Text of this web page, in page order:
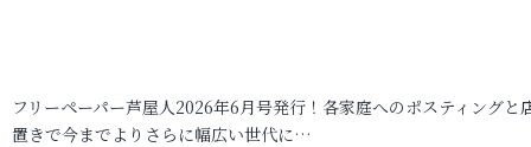
フリーペーパー芦屋人2026年6月号発行！各家庭へのポスティングと
置きで今までよりさらに幅広い世代に…